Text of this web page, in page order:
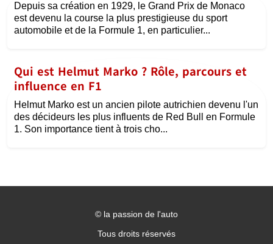
Depuis sa création en 1929, le Grand Prix de Monaco
est devenu la course la plus prestigieuse du sport
automobile et de la Formule 1, en particulier...
Qui est Helmut Marko ? Rôle, parcours et
influence en F1
Helmut Marko est un ancien pilote autrichien devenu l'un
des décideurs les plus influents de Red Bull en Formule
1. Son importance tient à trois cho...
© la passion de l'auto
Tous droits réservés